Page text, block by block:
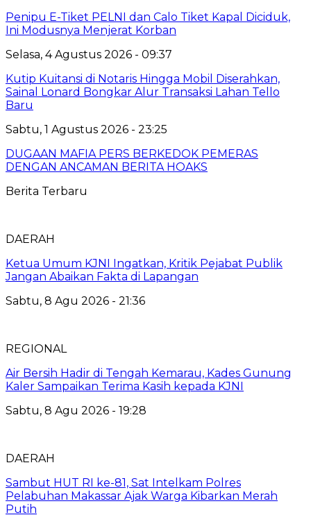
Penipu E-Tiket PELNI dan Calo Tiket Kapal Diciduk,
Ini Modusnya Menjerat Korban
Selasa, 4 Agustus 2026 - 09:37
Kutip Kuitansi di Notaris Hingga Mobil Diserahkan,
Sainal Lonard Bongkar Alur Transaksi Lahan Tello
Baru
Sabtu, 1 Agustus 2026 - 23:25
DUGAAN MAFIA PERS BERKEDOK PEMERAS
DENGAN ANCAMAN BERITA HOAKS
Berita Terbaru
DAERAH
Ketua Umum KJNI Ingatkan, Kritik Pejabat Publik
Jangan Abaikan Fakta di Lapangan
Sabtu, 8 Agu 2026 - 21:36
REGIONAL
Air Bersih Hadir di Tengah Kemarau, Kades Gunung
Kaler Sampaikan Terima Kasih kepada KJNI
Sabtu, 8 Agu 2026 - 19:28
DAERAH
Sambut HUT RI ke-81, Sat Intelkam Polres
Pelabuhan Makassar Ajak Warga Kibarkan Merah
Putih